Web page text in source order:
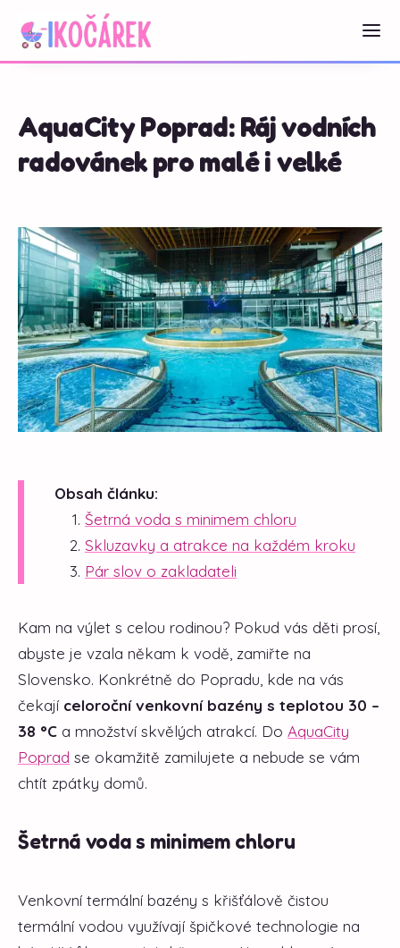
AquaCity Poprad: Ráj vodních
radovánek pro malé i velké
Obsah článku:
Šetrná voda s minimem chloru
Skluzavky a atrakce na každém kroku
Pár slov o zakladateli
Kam na výlet s celou rodinou? Pokud vás děti prosí,
abyste je vzala někam k vodě, zamiřte na
Slovensko. Konkrétně do Popradu, kde na vás
čekají celoroční venkovní bazény s teplotou 30 –
38 °C a množství skvělých atrakcí. Do AquaCity
Poprad se okamžitě zamilujete a nebude se vám
chtít zpátky domů.
Šetrná voda s minimem chloru
Venkovní termální bazény s křišťálově čistou
termální vodou využívají špičkové technologie na